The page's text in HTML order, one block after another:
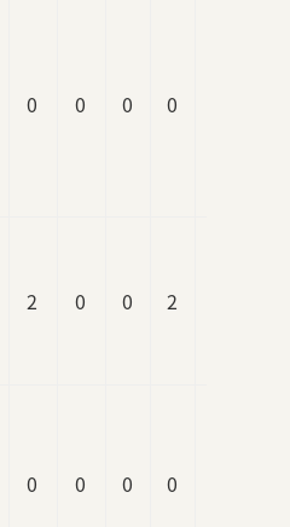
0 0 0 0
2 0 0 2
0 0 0 0